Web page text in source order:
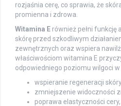
rozjaśnia cerę, co sprawia, że
promienna i zdrowa.
Witamina E również pełni funkcję
skórę przed szkodliwym
zewnętrznych oraz wspiera
właściwościom witamina E
odpowiedniego poziomu wilgoci w
wspieranie regeneracji
zmniejszenie widoczności
poprawa elastyczności cery,